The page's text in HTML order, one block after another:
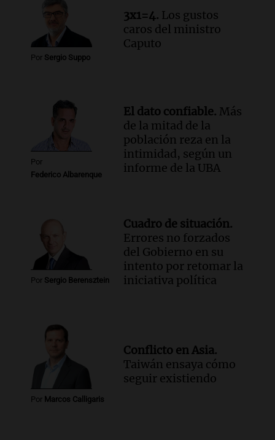
Por Sergio Suppo
3x1=4. Los gustos
caros del ministro
Caputo
Por
Federico Albarenque
El dato confiable. Más
de la mitad de la
población reza en la
intimidad, según un
informe de la UBA
Por Sergio Berensztein
Cuadro de situación.
Errores no forzados
del Gobierno en su
intento por retomar la
iniciativa política
Por Marcos Calligaris
Conflicto en Asia.
Taiwán ensaya cómo
seguir existiendo